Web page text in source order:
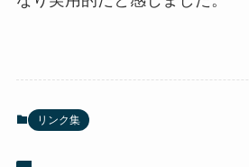
リンク集